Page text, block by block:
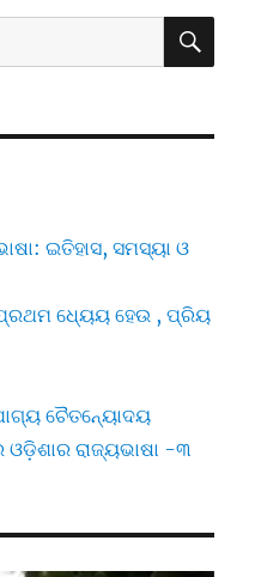
ଇତିହାସ, ସମସ୍ୟା ଓ
ଧ୍ୟେୟ ହେଉ , ପ୍ରିୟ
ଚୈତନ୍ୟୋଦୟ
ରାଜ୍ୟଭାଷା -୩